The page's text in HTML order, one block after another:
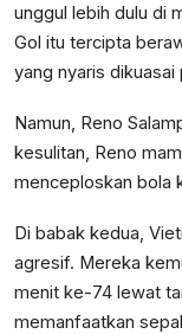
unggul lebih dulu di
Gol itu tercipta
yang nyaris dikuasai
Namun, Reno
kesulitan, Reno
menceploskan bola
Di babak kedua,
agresif. Mereka
menit ke-74 lewat
memanfaatkan